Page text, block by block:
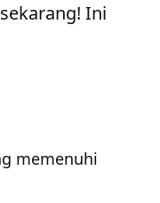
Ini
memenuhi